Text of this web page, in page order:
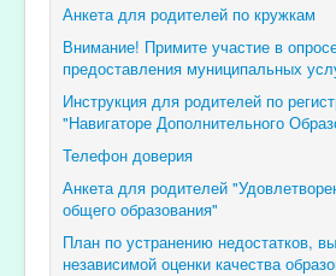
Анкета для родителей по кружкам
Внимание! Примите участие в
предоставления муниципальных
Инструкция для родителей по
"Навигаторе Дополнительного
Телефон доверия
Анкета для родителей
общего образования"
План по устранению недостатков,
независимой оценки качества